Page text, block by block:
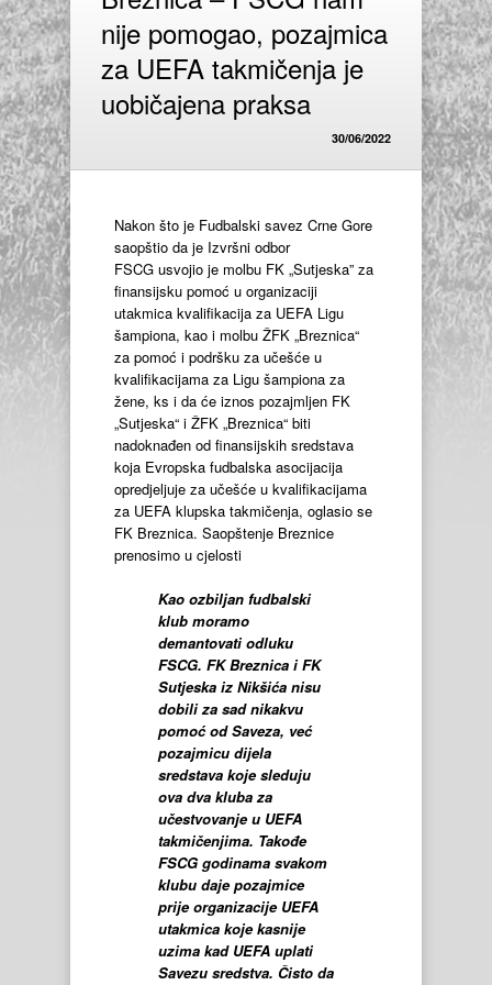
nije pomogao, pozajmica
za UEFA takmičenja je
uobičajena praksa
30/06/2022
Nakon što je Fudbalski savez Crne Gore
saopštio da je Izvršni odbor
FSCG usvojio je molbu FK „Sutjeska” za
finansijsku pomoć u organizaciji
utakmica kvalifikacija za UEFA Ligu
šampiona, kao i molbu ŽFK „Breznica“
za pomoć i podršku za učešće u
kvalifikacijama za Ligu šampiona za
žene, ks i da će iznos pozajmljen FK
„Sutjeska“ i ŽFK „Breznica“ biti
nadoknađen od finansijskih sredstava
koja Evropska fudbalska asocijacija
opredjeljuje za učešće u kvalifikacijama
za UEFA klupska takmičenja, oglasio se
FK Breznica. Saopštenje Breznice
prenosimo u cjelosti
Kao ozbiljan fudbalski
klub moramo
demantovati odluku
FSCG. FK Breznica i FK
Sutjeska iz Nikšića nisu
dobili za sad nikakvu
pomoć od Saveza, već
pozajmicu dijela
sredstava koje sleduju
ova dva kluba za
učestvovanje u UEFA
takmičenjima. Takođe
FSCG godinama svakom
klubu daje pozajmice
prije organizacije UEFA
utakmica koje kasnije
uzima kad UEFA uplati
Savezu sredstva. Čisto da